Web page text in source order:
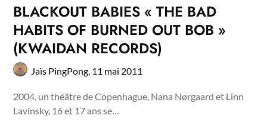
BLACKOUT BABIES « THE BAD
HABITS OF BURNED OUT BOB »
(KWAIDAN RECORDS)
Jaïs PingPong, 11 mai 2011
2004, un théâtre de Copenhague, Nana Nørgaard et Linn
Lavinsky, 16 et 17 ans se…